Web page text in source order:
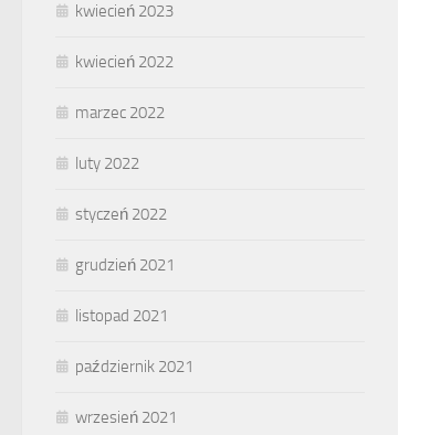
kwiecień 2023
kwiecień 2022
marzec 2022
luty 2022
styczeń 2022
grudzień 2021
listopad 2021
październik 2021
wrzesień 2021